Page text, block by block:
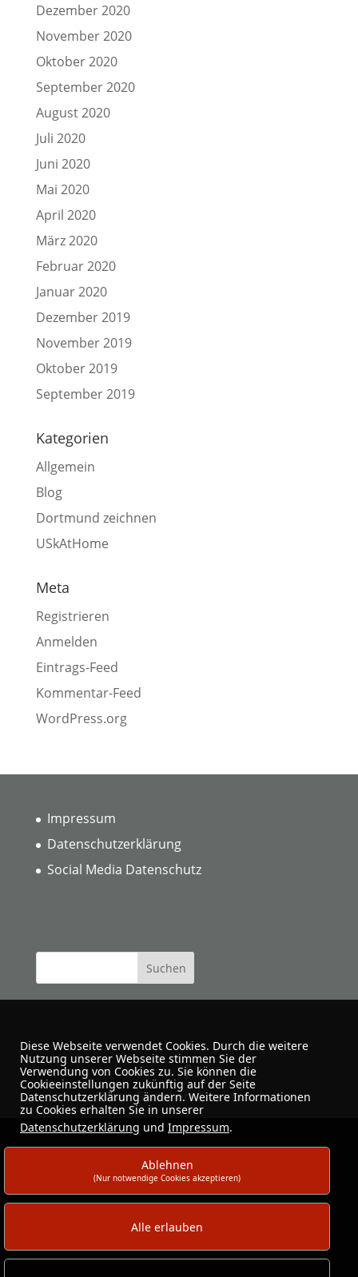
Dezember 2020
November 2020
Oktober 2020
September 2020
August 2020
Juli 2020
Juni 2020
Mai 2020
April 2020
März 2020
Februar 2020
Januar 2020
Dezember 2019
November 2019
Oktober 2019
September 2019
Kategorien
Allgemein
Blog
Dortmund zeichnen
USkAtHome
Meta
Registrieren
Anmelden
Eintrags-Feed
Kommentar-Feed
WordPress.org
Impressum
Datenschutzerklärung
Social Media Datenschutz
Urban Sketchers Dortmund
Diese Webseite verwendet Cookies. Durch die weitere
Nutzung unserer Webseite stimmen Sie der
Verwendung von Cookies zu. Sie können die
Cookieeinstellungen zukünftig auf der Seite
Datenschutzerklärung ändern. Weitere Informationen
zu Cookies erhalten Sie in unserer
Datenschutzerklärung und Impressum.
Ablehnen
(Nur notwendige Cookies akzeptieren)
Alle erlauben